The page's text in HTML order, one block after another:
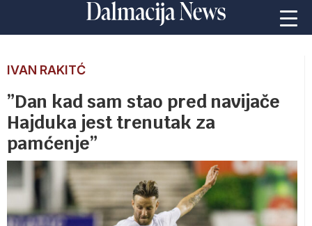
IVAN RAKITĆ
”Dan kad sam stao pred navijače
Hajduka jest trenutak za
pamćenje”